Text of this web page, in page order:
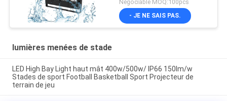
400W 500W
Négociable MOQ:100pcs
- JE NE SAIS PAS.
lumières menées de stade
LED High Bay Light haut mât 400w/500w/ IP66 150lm/w
Stades de sport Football Basketball Sport Projecteur de
terrain de jeu